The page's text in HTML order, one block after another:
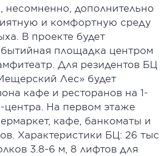
несомненно, дополнительно
и комфортную среду
В проекте будет
площадка центром
Для резидентов БЦ
Лес» будет
кафе и ресторанов на 1-
центра. На первом этаже
кафе, банкоматы и
Характеристики БЦ: 26 тыс
3.8-6 м, 8 лифтов для